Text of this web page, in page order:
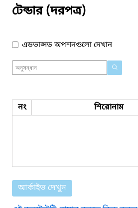
টেন্ডার (দরপত্র)
এডভান্সড অপশনগুলো দেখান
নং শিরোনাম
আর্কাইভ দেখুন